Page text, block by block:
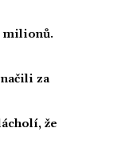
milionů.
za
že